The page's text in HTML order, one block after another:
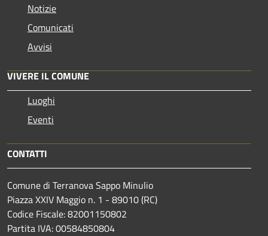
Notizie
Comunicati
Avvisi
VIVERE IL COMUNE
Luoghi
Eventi
CONTATTI
Comune di Terranova Sappo Minulio
Piazza XXIV Maggio n. 1 - 89010 (RC)
Codice Fiscale: 82001150802
Partita IVA: 00584850804